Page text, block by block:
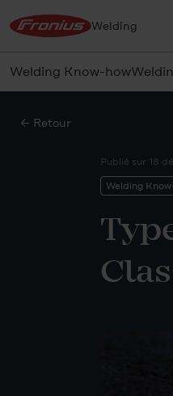
Welding
Welding Know-how
← Retour
Publié sur 18
Welding